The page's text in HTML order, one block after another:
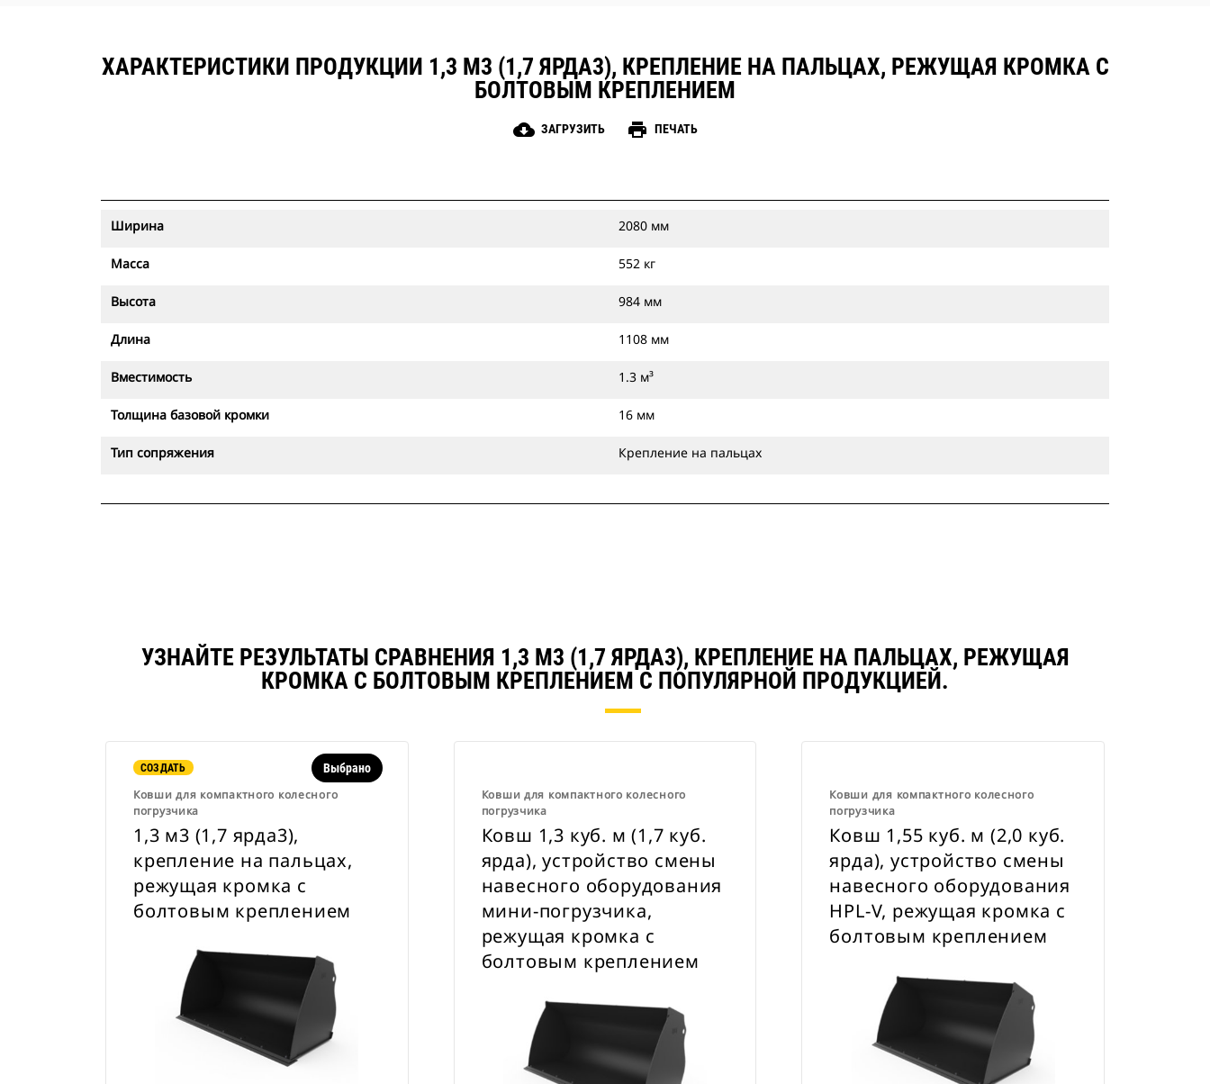
ХАРАКТЕРИСТИКИ ПРОДУКЦИИ 1,3 М3 (1,7 ЯРДА3), КРЕПЛЕНИЕ НА ПАЛЬЦАХ, РЕЖУЩАЯ КРОМКА С
БОЛТОВЫМ КРЕПЛЕНИЕМ
cloud_download ЗАГРУЗИТЬ print ПЕЧАТЬ
Ширина 2080 мм
Масса 552 кг
Высота 984 мм
Длина 1108 мм
Вместимость 1.3 м³
Толщина базовой кромки 16 мм
Тип сопряжения Крепление на пальцах
УЗНАЙТЕ РЕЗУЛЬТАТЫ СРАВНЕНИЯ 1,3 М3 (1,7 ЯРДА3), КРЕПЛЕНИЕ НА ПАЛЬЦАХ, РЕЖУЩАЯ
КРОМКА С БОЛТОВЫМ КРЕПЛЕНИЕМ С ПОПУЛЯРНОЙ ПРОДУКЦИЕЙ.
СОЗДАТЬ
Ковши для компактного колесного
погрузчика
Выбрано
1,3 м3 (1,7 ярда3),
крепление на пальцах,
режущая кромка с
болтовым креплением
Ковши для компактного колесного
погрузчика
Ковш 1,3 куб. м (1,7 куб.
ярда), устройство смены
навесного оборудования
мини-погрузчика,
режущая кромка с
болтовым креплением
Ковши для компактного колесного
погрузчика
Ковш 1,55 куб. м (2,0 куб.
ярда), устройство смены
навесного оборудования
HPL-V, режущая кромка с
болтовым креплением